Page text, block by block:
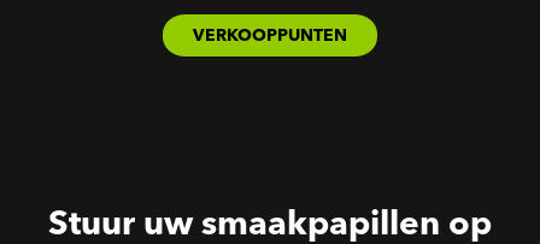
VERKOOPPUNTEN
Stuur uw smaakpapillen op